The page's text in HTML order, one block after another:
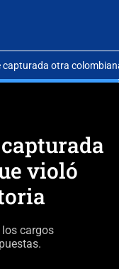
capturada otra
violó
cargos